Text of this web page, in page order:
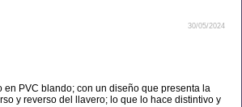
30/05/2024
PVC blando; con un diseño que presenta la
y reverso del llavero; lo que lo hace distintivo y